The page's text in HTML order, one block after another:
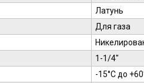
Латунь
Для газа
1-1/4"
-15°С до